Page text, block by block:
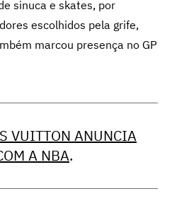
sinuca e skates, por
escolhidos pela grife,
marcou presença no GP
VUITTON ANUNCIA
A NBA.